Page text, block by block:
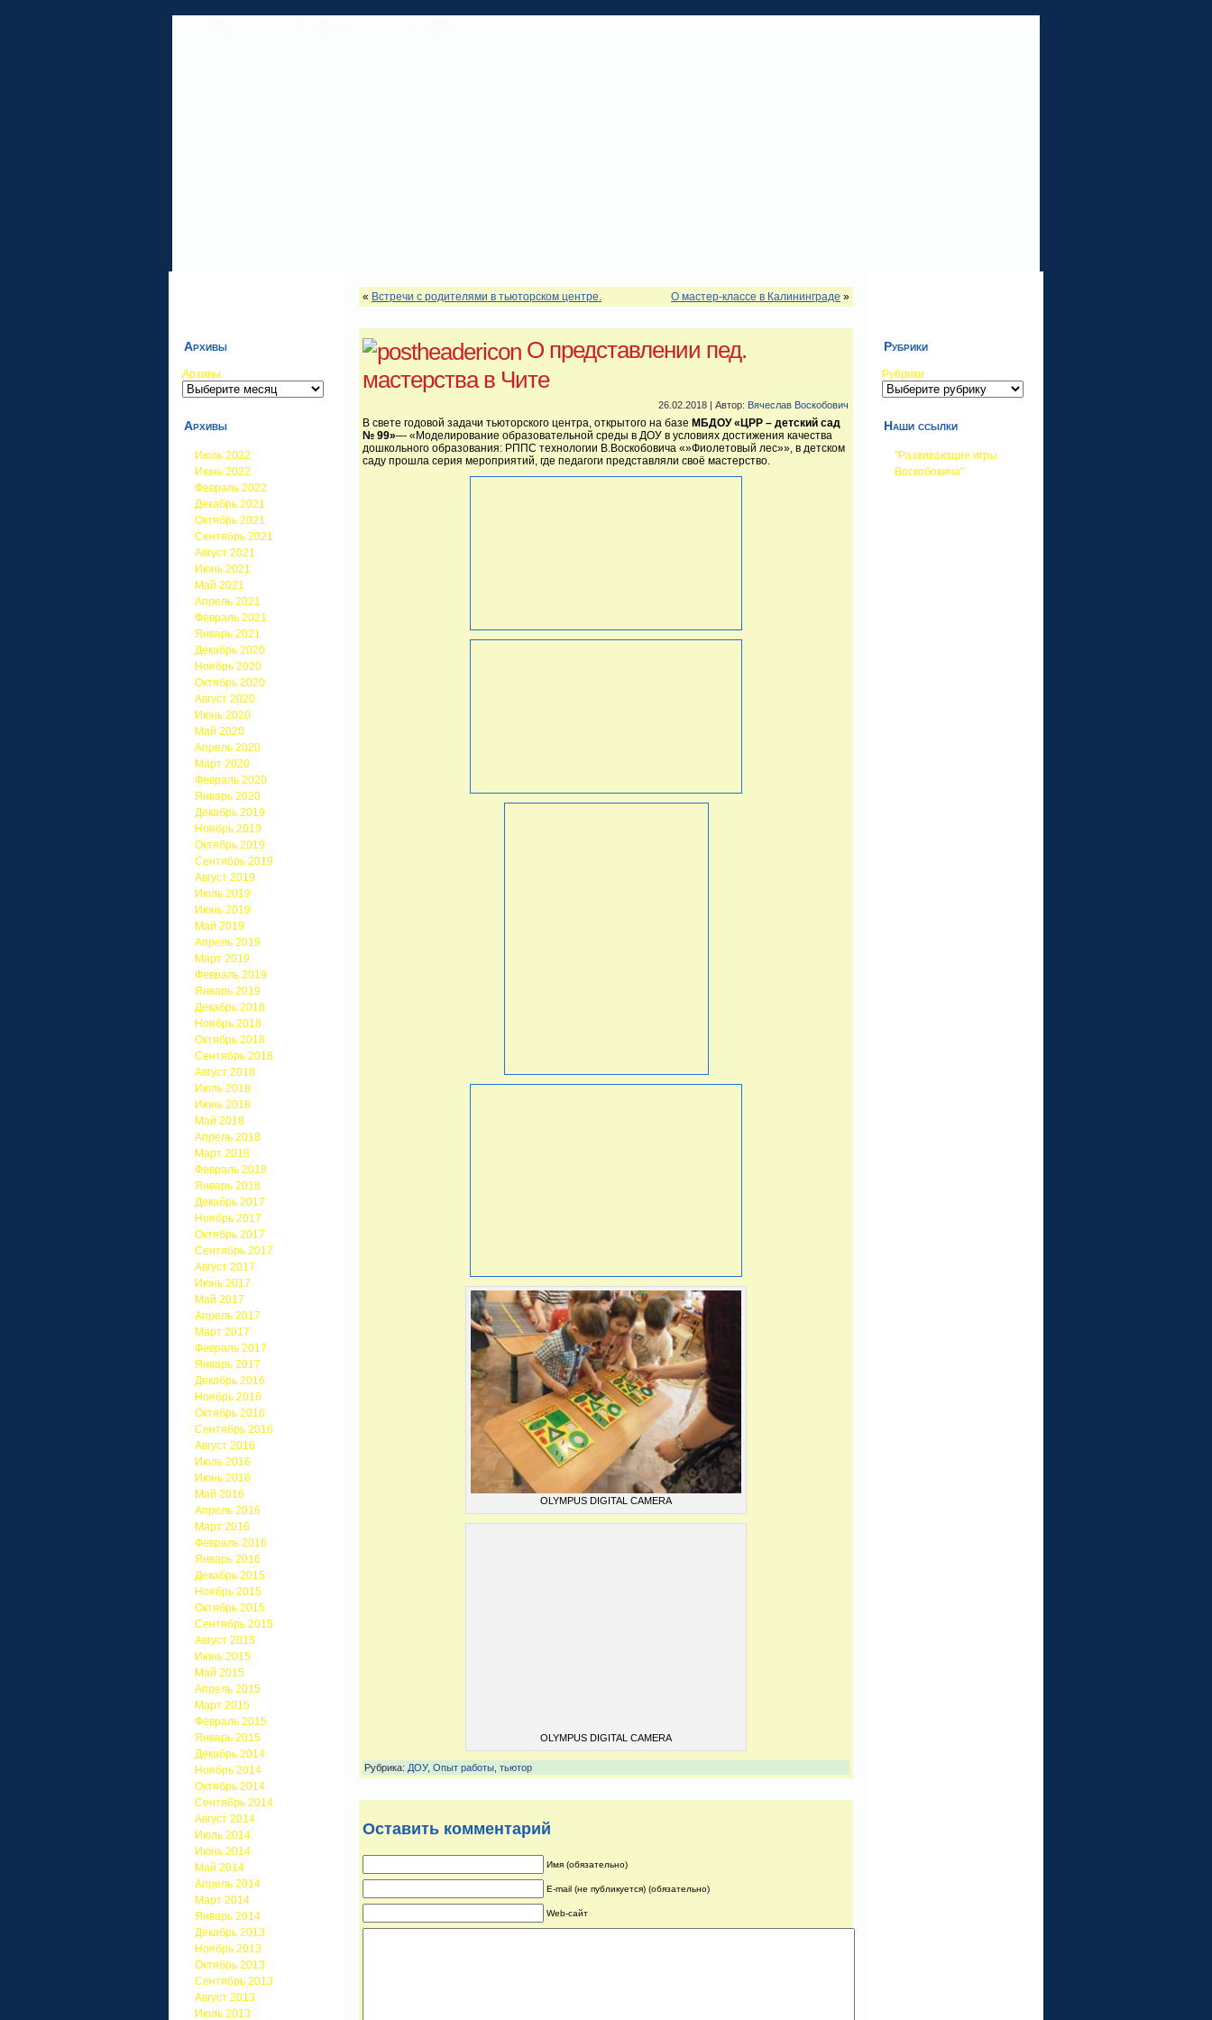
Архивы
Архивы
Архивы
Июль 2022
Июнь 2022
Февраль 2022
Декабрь 2021
Октябрь 2021
Сентябрь 2021
Август 2021
Июнь 2021
Май 2021
Апрель 2021
Февраль 2021
Январь 2021
Декабрь 2020
Ноябрь 2020
Октябрь 2020
Август 2020
Июнь 2020
Май 2020
Апрель 2020
Март 2020
Февраль 2020
Январь 2020
Декабрь 2019
Ноябрь 2019
Октябрь 2019
Сентябрь 2019
Август 2019
Июль 2019
Июнь 2019
Май 2019
Апрель 2019
Март 2019
Февраль 2019
Январь 2019
Декабрь 2018
Ноябрь 2018
Октябрь 2018
Сентябрь 2018
Август 2018
Июль 2018
Июнь 2018
Май 2018
Апрель 2018
Март 2018
Февраль 2018
Январь 2018
Декабрь 2017
Ноябрь 2017
Октябрь 2017
Сентябрь 2017
Август 2017
Июнь 2017
Май 2017
Апрель 2017
Март 2017
Февраль 2017
Январь 2017
Декабрь 2016
Ноябрь 2016
Октябрь 2016
Сентябрь 2016
Август 2016
Июль 2016
Июнь 2016
Май 2016
Апрель 2016
Март 2016
Февраль 2016
Январь 2016
Декабрь 2015
Ноябрь 2015
Октябрь 2015
Сентябрь 2015
Август 2015
Июнь 2015
Май 2015
Апрель 2015
Март 2015
Февраль 2015
Январь 2015
Декабрь 2014
Ноябрь 2014
Октябрь 2014
Сентябрь 2014
Август 2014
Июль 2014
Июнь 2014
Май 2014
Апрель 2014
Март 2014
Январь 2014
Декабрь 2013
Ноябрь 2013
Октябрь 2013
Сентябрь 2013
Август 2013
Июль 2013
« Встречи с родителями в тьюторском центре. О мастер-классе в Калининграде »
О представлении пед.
мастерства в Чите
26.02.2018 | Автор: Вячеслав Воскобович
В свете годовой задачи тьюторского центра, открытого на базе МБДОУ «ЦРР – детский сад
№ 99»— «Моделирование образовательной среды в ДОУ в условиях достижения качества
дошкольного образования: РППС технологии В.Воскобовича «»Фиолетовый лес»», в детском
саду прошла серия мероприятий, где педагоги представляли своё мастерство.
OLYMPUS DIGITAL CAMERA
OLYMPUS DIGITAL CAMERA
Рубрика: ДОУ, Опыт работы тьютор
Оставить комментарий
Имя (обязательно)
E-mail (не публикуется) (обязательно)
Web-сайт
Рубрики
Рубрики
Наши ссылки
"Развивающие игры
Воскобовича"